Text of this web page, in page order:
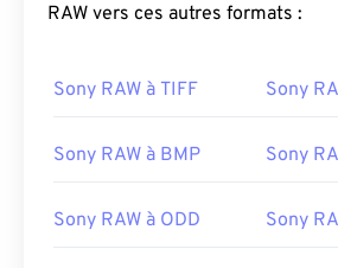
RAW vers ces autres formats :
Sony RAW à TIFF Sony
Sony RAW à BMP Sony
Sony RAW à ODD Sony